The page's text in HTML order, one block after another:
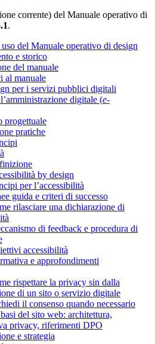
corrente) del Manuale operativo di
.
del Manuale operativo di design
e storico
del manuale
al manuale
per i servizi pubblici digitali
digitale (e-
progettuale
pratiche
by design
per l’accessibilità
guida e criteri di successo
rilasciare una dichiarazione di
di feedback e procedura di
accessibilità
e approfondimenti
rispettare la privacy sin dalla
di un sito o servizio digitale
il consenso quando necessario
del sito web: architettura,
privacy, riferimenti DPO
e strategia